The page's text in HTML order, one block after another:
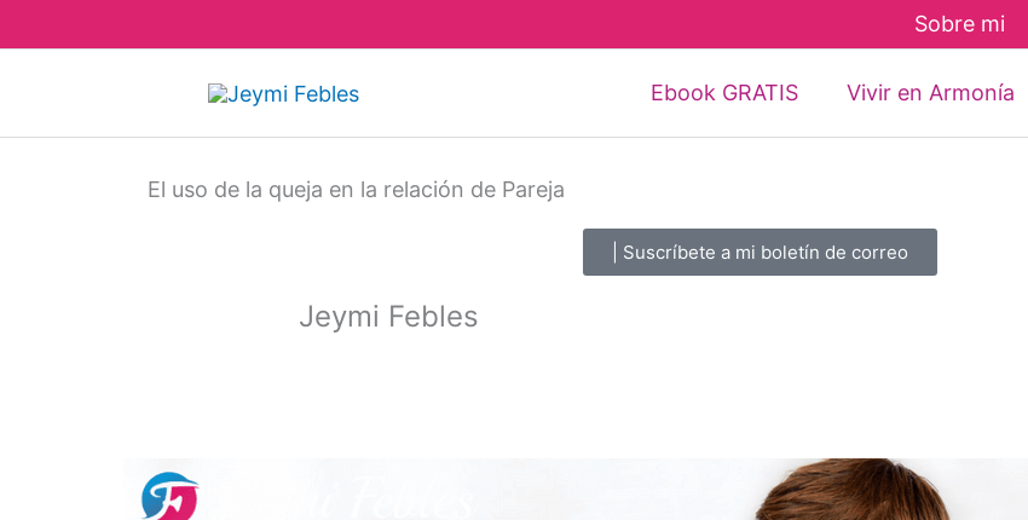
al
Sobre mi
Ebook GRATIS Vivir en Armonía
El uso de la queja en la relación de Pareja
Jeymi Febles
| Suscríbete a mi boletín de correo